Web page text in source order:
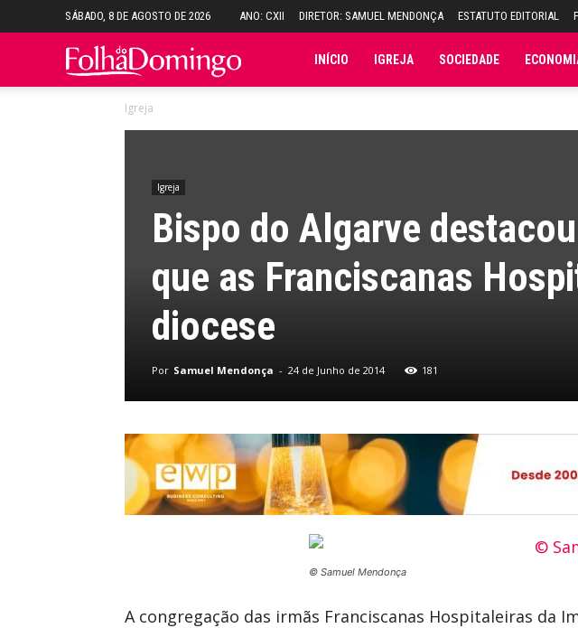
SÁBADO, 8 DE AGOSTO DE 2026 ANO: CXII DIRETOR: SAMUEL MENDONÇA ESTATUTO EDITORIAL
Folha INÍCIO IGREJA SOCIEDADE
Igreja
Igreja
Bispo do Algarve
que as Franciscanas
diocese
Por Samuel Mendonça - 24 de Junho de 2014 181
© Samuel Mendonça
A congregação das irmãs Franciscanas Hospitaleiras da